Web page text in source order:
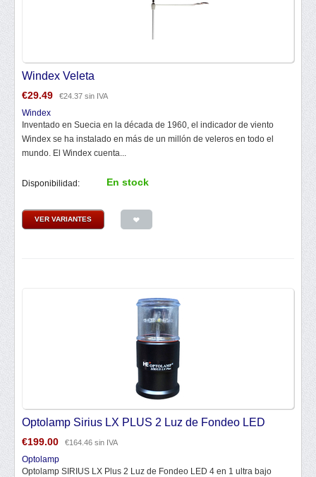
Windex Veleta
€29.49 €24.37 sin IVA
Windex
Inventado en Suecia en la década de 1960, el indicador de viento
Windex se ha instalado en más de un millón de veleros en todo el
mundo. El Windex cuenta...
Disponibilidad: En stock
VER VARIANTES
Optolamp Sirius LX PLUS 2 Luz de Fondeo LED
€199.00 €164.46 sin IVA
Optolamp
Optolamp SIRIUS LX Plus 2 Luz de Fondeo LED 4 en 1 ultra bajo